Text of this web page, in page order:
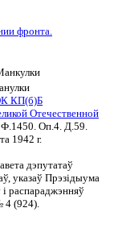
фронта.
КП(б)Б
Отечественной
Оп.4. Д.59.
1942 г.
дэпутатаў
указаў Прэзідыума
распараджэнняў
4 (924).